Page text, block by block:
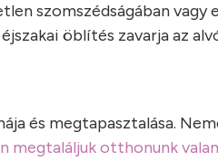
szomszédságában vagy
öblítés zavarja az
és megtapasztalása.
megtaláljuk otthonunk